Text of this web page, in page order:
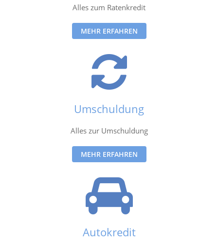
Alles zum Ratenkredit
MEHR ERFAHREN
Umschuldung
Alles zur Umschuldung
MEHR ERFAHREN
Autokredit